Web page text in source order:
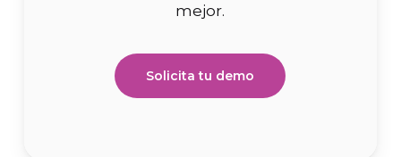
mejor.
Solicita tu demo